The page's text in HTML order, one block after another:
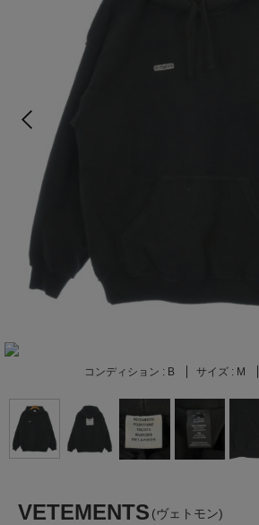
コンディション : B サイズ : M
VETEMENTS (ヴェトモン)